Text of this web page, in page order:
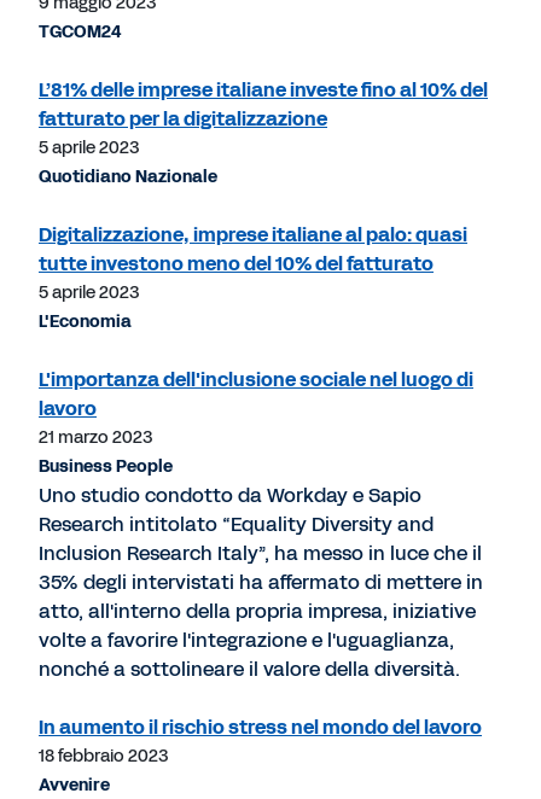
TGCOM24
L’81% delle imprese italiane investe fino al 10% del
fatturato per la digitalizzazione
5 aprile 2023
Quotidiano Nazionale
Digitalizzazione, imprese italiane al palo: quasi
tutte investono meno del 10% del fatturato
5 aprile 2023
L'Economia
L'importanza dell'inclusione sociale nel luogo di
lavoro
21 marzo 2023
Business People
Uno studio condotto da Workday e Sapio
Research intitolato “Equality Diversity and
Inclusion Research Italy”, ha messo in luce che il
35% degli intervistati ha affermato di mettere in
atto, all'interno della propria impresa, iniziative
volte a favorire l'integrazione e l'uguaglianza,
nonché a sottolineare il valore della diversità.
In aumento il rischio stress nel mondo del lavoro
18 febbraio 2023
Avvenire